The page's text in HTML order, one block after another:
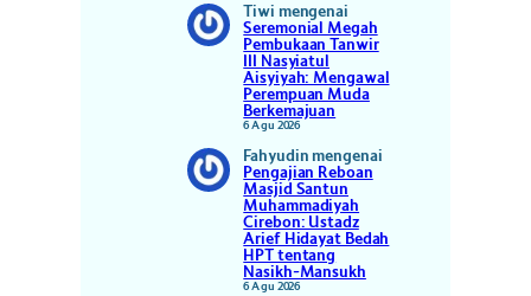
Tiwi mengenai
Seremonial Megah
Pembukaan Tanwir
III Nasyiatul
Aisyiyah: Mengawal
Perempuan Muda
Berkemajuan
6 Agu 2026
Fahyudinmengenai
Pengajian Reboan
Masjid Santun
Muhammadiyah
Cirebon: Ustadz
Arief Hidayat Bedah
HPT tentang
Nasikh-Mansukh
6 Agu 2026